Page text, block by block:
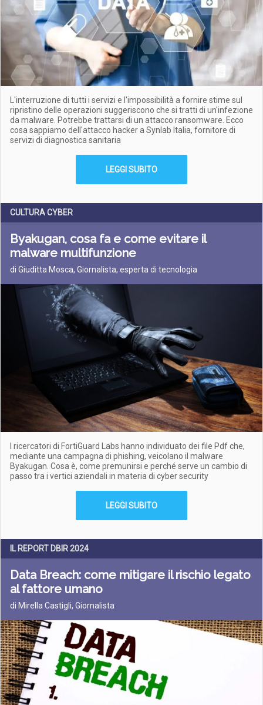
L'interruzione di tutti i servizi e l'impossibilità a fornire stime sul
ripristino delle operazioni suggeriscono che si tratti di un'infezione
da malware. Potrebbe trattarsi di un attacco ransomware. Ecco
cosa sappiamo dell'attacco hacker a Synlab Italia, fornitore di
servizi di diagnostica sanitaria
LEGGI SUBITO
CULTURA CYBER
Byakugan, cosa fa e come evitare il
malware multifunzione
di Giuditta Mosca, Giornalista, esperta di tecnologia
I ricercatori di FortiGuard Labs hanno individuato dei file Pdf che,
mediante una campagna di phishing, veicolano il malware
Byakugan. Cosa è, come premunirsi e perché serve un cambio di
passo tra i vertici aziendali in materia di cyber security
LEGGI SUBITO
IL REPORT DBIR 2024
Data Breach: come mitigare il rischio legato
al fattore umano
di Mirella Castigli, Giornalista